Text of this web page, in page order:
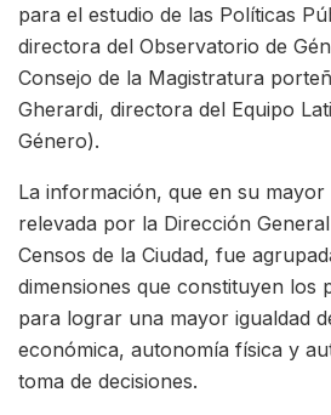
para el estudio de las Políticas
directora del Observatorio de
Consejo de la Magistratura
Gherardi, directora del Equipo
Género).
La información, que en su mayor
relevada por la Dirección
Censos de la Ciudad, fue
dimensiones que constituyen los
para lograr una mayor igualdad
económica, autonomía física y
toma de decisiones.